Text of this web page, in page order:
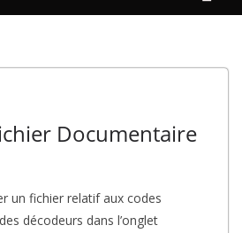
Documentaire
un fichier relatif aux codes
décodeurs dans l’onglet